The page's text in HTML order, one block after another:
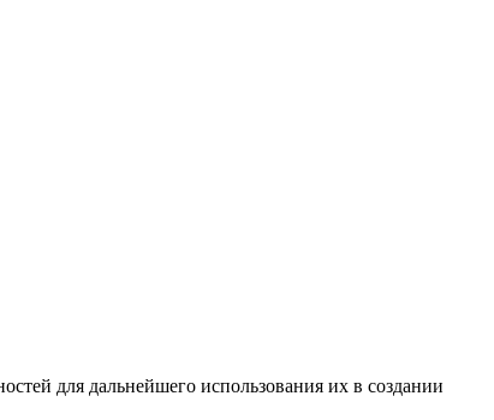
для дальнейшего использования их в создании